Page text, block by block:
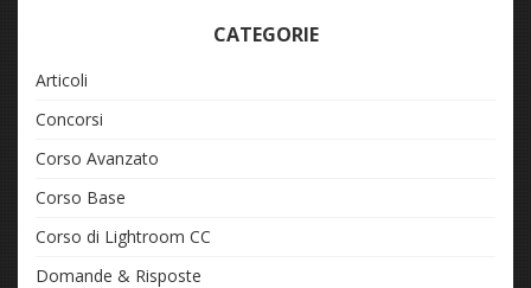
CATEGORIE
Articoli
Concorsi
Corso Avanzato
Corso Base
Corso di Lightroom CC
Domande & Risposte